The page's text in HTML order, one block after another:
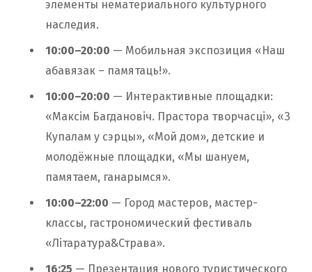
элементы нематериального культурного
наследия.
10:00–20:00 — Мобильная экспозиция «Наш
абавязак – памятаць!».
10:00–20:00 — Интерактивные площадки:
«Максім Багдановіч. Прастора творчасці», «З
Купалам у сэрцы», «Мой дом», детские и
молодёжные площадки, «Мы шануем,
памятаем, ганарымся».
10:00–22:00 — Город мастеров, мастер-
классы, гастрономический фестиваль
«Літаратура&Страва».
16:25 — Презентация нового туристического